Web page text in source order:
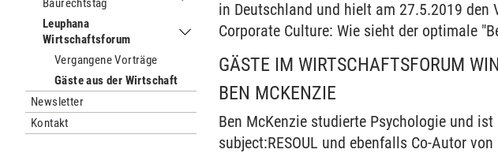
Baurechtstag
Untermenu Baubetriebs- und Baurechtstag
Leuphana
Wirtschaftsforum
Untermenu Leuphana Wirtschaftsforum
Vergangene Vorträge
Gäste aus der Wirtschaft
Newsletter
Kontakt
in Deutschland und hielt am 27.5.2019 den
Corporate Culture: Wie sieht der optimale
GÄSTE IM WIRTSCHAFTSFORUM
BEN MCKENZIE
Ben McKenzie studierte Psychologie und
subject:RESOUL und ebenfalls Co-Autor